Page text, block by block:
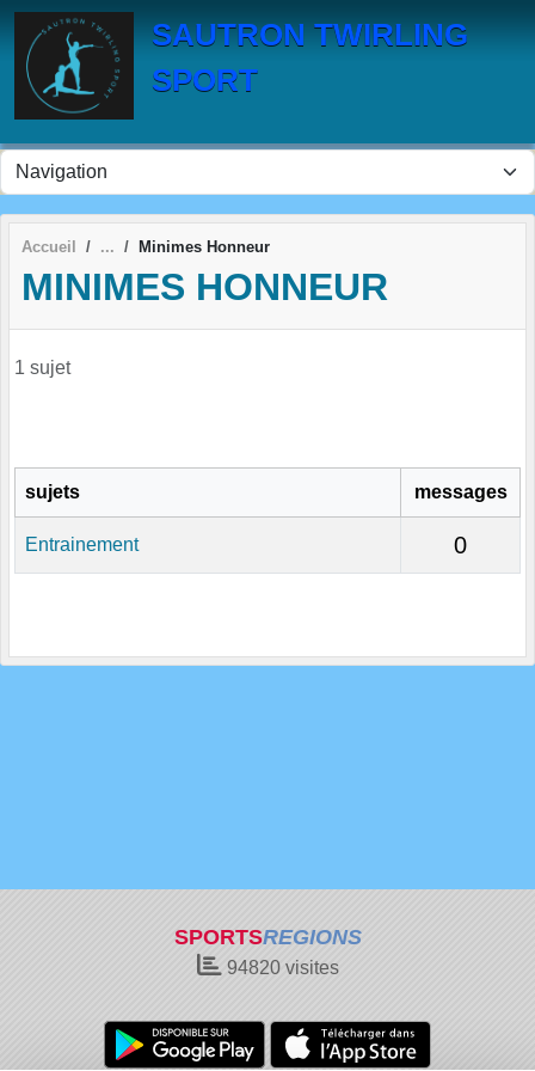
SAUTRON TWIRLING
SPORT
Accueil Minimes Honneur
MINIMES HONNEUR
1 sujet
sujets messages
Entrainement 0
SPORTSREGIONS
94820visites
Panneau de gestion des cookies